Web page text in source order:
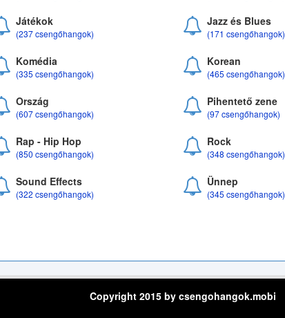
Játékok
(237 csengőhangok)
Jazz és Blues
(171 csengőhangok)
Komédia
(335 csengőhangok)
Korean
(465 csengőhangok)
Ország
(607 csengőhangok)
Pihentető zene
(97 csengőhangok)
Rap - Hip Hop
(850 csengőhangok)
Rock
(348 csengőhangok)
Sound Effects
(322 csengőhangok)
Ünnep
(345 csengőhangok)
Copyright 2015 by csengohangok.mobi